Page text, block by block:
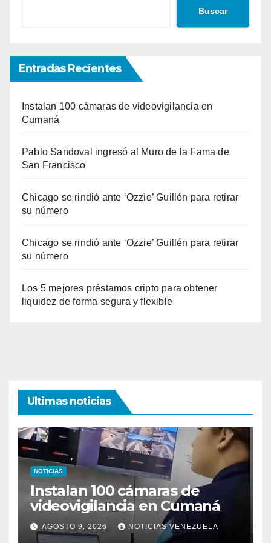
Buscar
Entradas Recientes
Instalan 100 cámaras de videovigilancia en
Cumaná
Pablo Sandoval ingresó al Muro de la Fama de
San Francisco
Chicago se rindió ante ‘Ozzie’ Guillén para retirar
su número
Chicago se rindió ante ‘Ozzie’ Guillén para retirar
su número
Los 5 mejores préstamos cripto para obtener
liquidez de forma segura y flexible
Ultimas noticias
NOTICIAS
Instalan 100 cámaras de
videovigilancia en Cumaná
AGOSTO 9, 2026 NOTICIAS VENEZUELA